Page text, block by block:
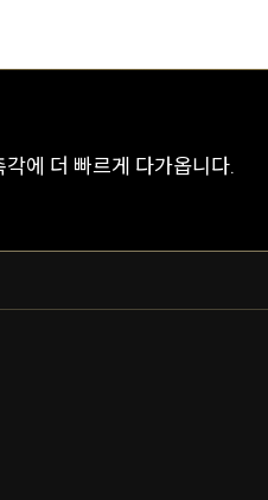
에 더 빠르게 다가옵니다.